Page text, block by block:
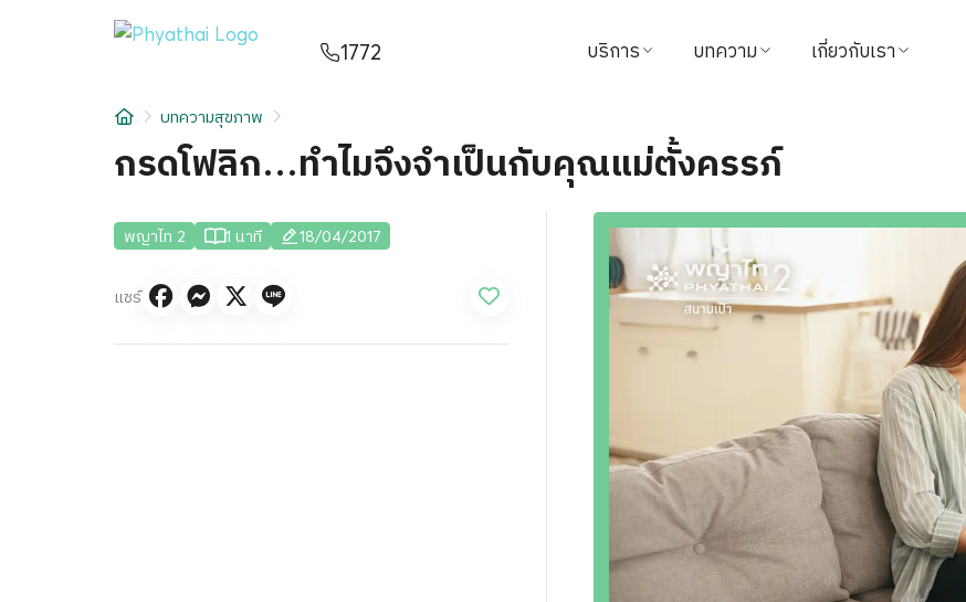
1772 บริการ
นัดหมาย
แนะนำบริการ
แพ็กเกจ & โปรโมชั่น
ศูนย์ทางการแพทย์
นโยบายการคืนเงิน
ขอประวัติการรักษา
บทความ
วิดีโอ
จากใจผู้ใช้บริการ
เกี่ยวกับเรา
ผู้บริหารโรงพยาบาล
ติดต่อเรา
ข่าวสาร
กิจกรรม
ร่วมงานกับเรา
English
บทความ
บทความสุขภาพ
กรดโฟลิก…ทำไมจึงจำเป็นกับคุณแม่ตั้งครรภ์
พญาไท 2 1 นาที 18/04/2017
แชร์